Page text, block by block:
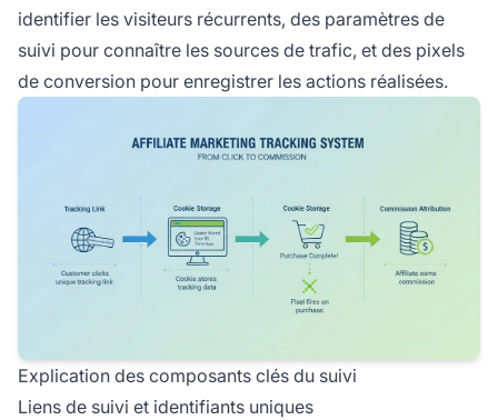
identifier les visiteurs récurrents, des paramètres de
suivi pour connaître les sources de trafic, et des pixels
de conversion pour enregistrer les actions réalisées.
Explication des composants clés du suivi
Liens de suivi et identifiants uniques